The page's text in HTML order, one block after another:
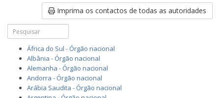
Imprima os contactos de todas as autoridades
África do Sul - Órgão nacional
Albânia - Órgão nacional
Alemanha - Órgão nacional
Andorra - Órgão nacional
Arábia Saudita - Órgão nacional